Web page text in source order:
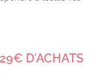
D'ACHATS​